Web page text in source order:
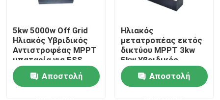
Αρχική Σελίδα
Προϊόντα
5kw 5000w Off Grid
Ηλιακός Υβριδικός
Αντιστροφέας MPPT
μπαταρία για ESS
Αποστολή
Ηλιακός
μετατροπέας εκτός
δικτύου MPPT 3kw
5kw Υβριδικός
ηλιακός
μετατροπέας
Αποστολή